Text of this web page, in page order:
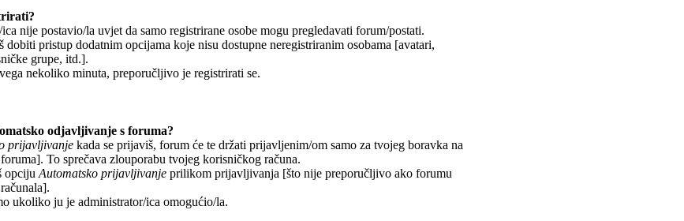
nije postavio/la uvjet da samo registrirane osobe mogu pregledavati forum/postati.
pristup dodatnim opcijama koje nisu dostupne neregistriranim osobama [avatari,
grupe, itd.].
nekoliko minuta, preporučljivo je registrirati se.
odjavljivanje s foruma?
prijavljivanje kada se prijaviš, forum će te držati prijavljenim/om samo za tvojeg boravka na
To sprečava zlouporabu tvojeg korisničkog računa.
opciju Automatsko prijavljivanje prilikom prijavljivanja [što nije preporučljivo ako forumu
ukoliko ju je administrator/ica omogućio/la.